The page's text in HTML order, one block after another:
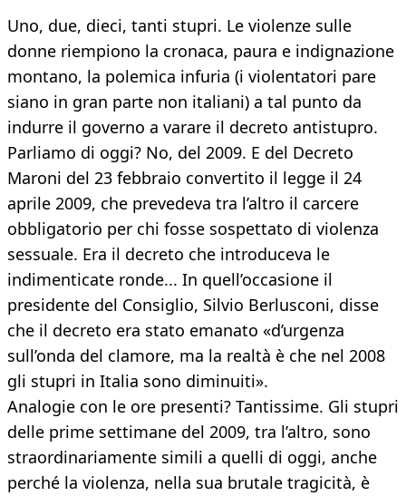
Uno, due, dieci, tanti stupri. Le violenze sulle
donne riempiono la cronaca, paura e indignazione
montano, la polemica infuria (i violentatori pare
siano in gran parte non italiani) a tal punto da
indurre il governo a varare il decreto antistupro.
Parliamo di oggi? No, del 2009. E del Decreto
Maroni del 23 febbraio convertito il legge il 24
aprile 2009, che prevedeva tra l’altro il carcere
obbligatorio per chi fosse sospettato di violenza
sessuale. Era il decreto che introduceva le
indimenticate ronde... In quell’occasione il
presidente del Consiglio, Silvio Berlusconi, disse
che il decreto era stato emanato «d’urgenza
sull’onda del clamore, ma la realtà è che nel 2008
gli stupri in Italia sono diminuiti».
Analogie con le ore presenti? Tantissime. Gli stupri
delle prime settimane del 2009, tra l’altro, sono
straordinariamente simili a quelli di oggi, anche
perché la violenza, nella sua brutale tragicità, è